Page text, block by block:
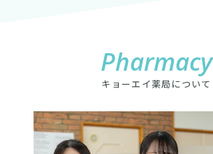
Pharmacy
キョーエイ薬局について